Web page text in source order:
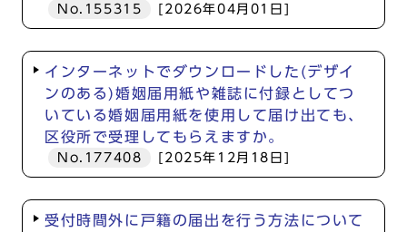
No.155315 [2026年04月01日]
インターネットでダウンロードした(デザイ
ンのある)婚姻届用紙や雑誌に付録としてつ
いている婚姻届用紙を使用して届け出ても、
区役所で受理してもらえますか。
No.177408 [2025年12月18日]
受付時間外に戸籍の届出を行う方法について